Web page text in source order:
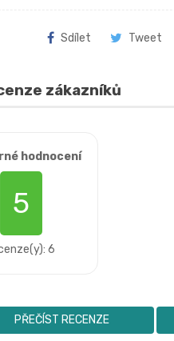
Sdílet Tweet
zákazníků
hodnocení
5
6
PŘEČÍST RECENZE